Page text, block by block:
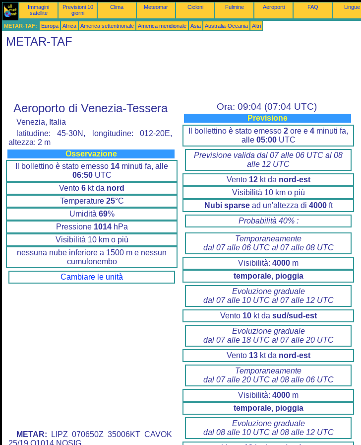
Immagini
satellite
Previsioni 10
giorni
Clima Meteomar Cicloni Fulmine Aeroporti FAQ Lingue
METAR-TAF: Europa Africa America settentrionale America meridionale Asia Australia-Oceania Altri
METAR-TAF
Aeroporto di Venezia-Tessera
Venezia, Italia
latitudine: 45-30N, longitudine: 012-20E,
altezza: 2 m
Osservazione
Il bollettino è stato emesso 14 minuti fa, alle
06:50UTC
Vento 6 kt da nord
Temperature 25°C
Umidità 69%
Pressione 1014hPa
Visibilità 10 km o più
nessuna nube inferiore a 1500 m e nessun
cumulonembo
Cambiare le unità
METAR: LIPZ 070650Z 35006KT CAVOK
Ora: 09:04 (07:04 UTC)
Previsione
Il bollettino è stato emesso 2 ore e 4 minuti fa,
alle 05:00UTC
Previsione valida dal 07 alle 06 UTC al 08
alle 12 UTC
Vento 12kt da nord-est
Visibilità 10 km o più
Nubi sparsead un'altezza di 4000ft
Probabilità 40% :
Temporaneamente
dal 07 alle 06 UTC al 07 alle 08 UTC
Visibilità: 4000 m
temporale, pioggia
Evoluzione graduale
dal 07 alle 10 UTC al 07 alle 12 UTC
Vento 10kt da sud/sud-est
Evoluzione graduale
dal 07 alle 18 UTC al 07 alle 20 UTC
Vento 13kt da nord-est
Temporaneamente
dal 07 alle 20 UTC al 08 alle 06 UTC
Visibilità: 4000 m
temporale, pioggia
Evoluzione graduale
dal 08 alle 10 UTC al 08 alle 12 UTC